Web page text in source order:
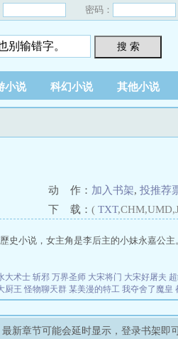
密码：
搜 索
小说 科幻小说 其他小说
动 作： 加入书架, 投推荐
下 载： ( TXT
史小说，女主角是李后主的小妹永嘉公
大术士 斩邪 万界圣师 大宋将门 大宋好屠夫
厨王 怪物聊天群 某美漫的特工 我夺舍了魔皇
新章节可能会延时显示，登录书架即